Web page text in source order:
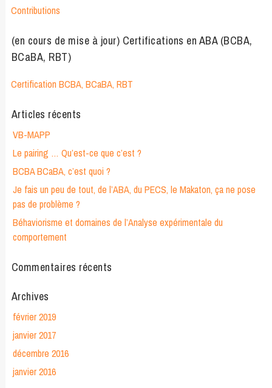
Contributions
(en cours de mise à jour) Certifications en ABA (BCBA,
BCaBA, RBT)
Certification BCBA, BCaBA, RBT
Articles récents
VB-MAPP
Le pairing … Qu’est-ce que c’est ?
BCBA BCaBA, c’est quoi ?
Je fais un peu de tout, de l’ABA, du PECS, le Makaton, ça ne pose
pas de problème ?
Béhaviorisme et domaines de l’Analyse expérimentale du
comportement
Commentaires récents
Archives
février 2019
janvier 2017
décembre 2016
janvier 2016